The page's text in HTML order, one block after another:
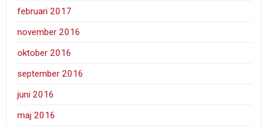
februari 2017
november 2016
oktober 2016
september 2016
juni 2016
maj 2016